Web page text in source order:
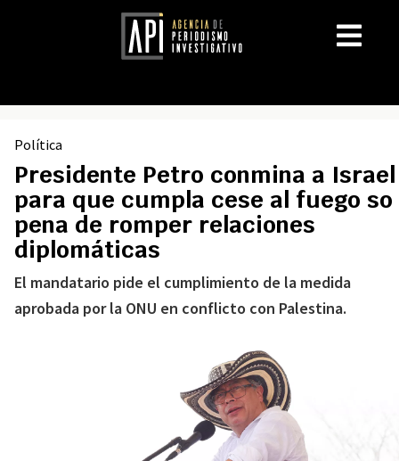
Política
Presidente Petro conmina a Israel
para que cumpla cese al fuego so
pena de romper relaciones
diplomáticas
El mandatario pide el cumplimiento de la medida
aprobada por la ONU en conflicto con Palestina.